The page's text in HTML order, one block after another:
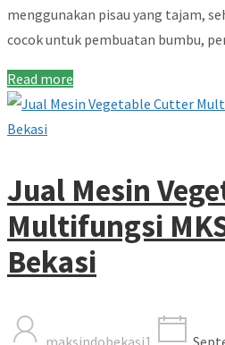
menggunakan pisau yang tajam,
cocok untuk pembuatan bumbu,
Read more
Jual Mesin
Multifungsi
Bekasi
maksindobekasi1